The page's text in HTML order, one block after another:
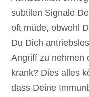
subtilen Signale
oft müde, obwohl
Du Dich
Angriff zu nehmen
krank? Dies alles
dass Deine